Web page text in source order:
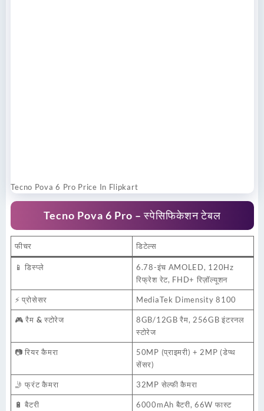
Tecno Pova 6 Pro Price In Flipkart
Tecno Pova 6 Pro – स्पेसिफिकेशन टेबल
फीचर डिटेल्स
📱डिस्प्ले
6.78-इंच AMOLED, 120Hz
रिफ्रेश रेट, FHD+ रिज़ॉल्यूशन
⚡प्रोसेसर MediaTek Dimensity 8100
🎮रैम & स्टोरेज
8GB/12GB रैम, 256GB इंटरनल
स्टोरेज
📷रियर कैमरा
50MP (प्राइमरी) + 2MP (डेप्थ
सेंसर)
🤳फ्रंट कैमरा 32MP सेल्फी कैमरा
🔋बैटरी
6000mAh बैटरी, 66W फास्ट